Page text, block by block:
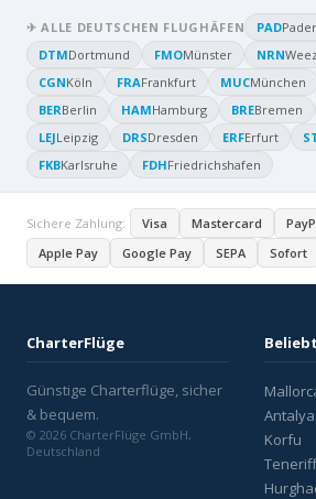
✈ ALLE DEUTSCHEN FLUGHÄFEN PAD
DTMDortmund FMOMünster NRN
CGNKöln FRAFrankfurt MUCMünchen
BERBerlin HAMHamburg BREBremen
LEJLeipzig DRSDresden ERFErfurt
FKBKarlsruhe FDHFriedrichshafen
Sichere Zahlung: Visa Mastercard
Apple Pay
Google Pay SEPA Sofort
CharterFlüge
Günstige Charterflüge, sicher
& bequem.
© 2026 CharterFlüge GmbH,
Deutschland
Antalya
Korfu